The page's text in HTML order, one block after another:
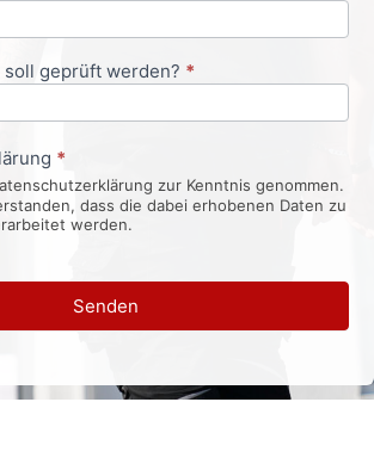
soll geprüft werden? *
*
zur Kenntnis genommen.
dass die dabei erhobenen Daten zu
werden.
Senden